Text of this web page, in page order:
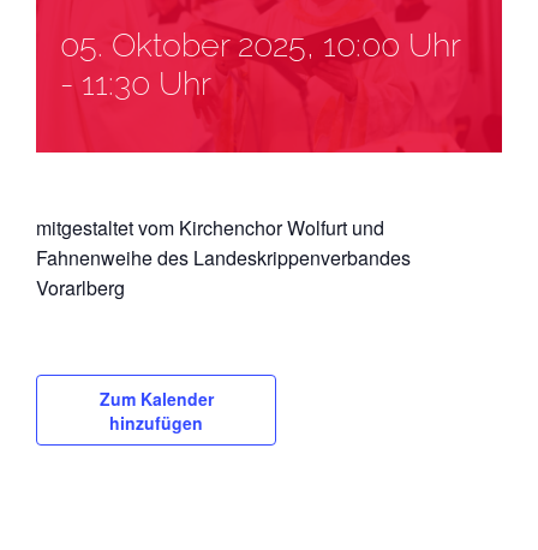
05. Oktober 2025, 10:00 Uhr
- 11:30 Uhr
mitgestaltet vom Kirchenchor Wolfurt und
Fahnenweihe des Landeskrippenverbandes
Vorarlberg
Zum Kalender
hinzufügen